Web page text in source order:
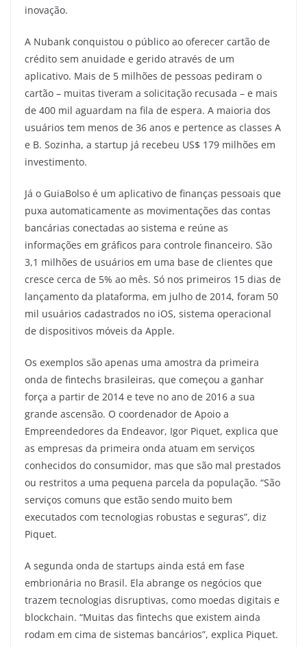
inovação.
A Nubank conquistou o público ao oferecer cartão de
crédito sem anuidade e gerido através de um
aplicativo. Mais de 5 milhões de pessoas pediram o
cartão – muitas tiveram a solicitação recusada – e mais
de 400 mil aguardam na fila de espera. A maioria dos
usuários tem menos de 36 anos e pertence as classes A
e B. Sozinha, a startup já recebeu US$ 179 milhões em
investimento.
Já o GuiaBolso é um aplicativo de finanças pessoais que
puxa automaticamente as movimentações das contas
bancárias conectadas ao sistema e reúne as
informações em gráficos para controle financeiro. São
3,1 milhões de usuários em uma base de clientes que
cresce cerca de 5% ao mês. Só nos primeiros 15 dias de
lançamento da plataforma, em julho de 2014, foram 50
mil usuários cadastrados no iOS, sistema operacional
de dispositivos móveis da Apple.
Os exemplos são apenas uma amostra da primeira
onda de fintechs brasileiras, que começou a ganhar
força a partir de 2014 e teve no ano de 2016 a sua
grande ascensão. O coordenador de Apoio a
Empreendedores da Endeavor, Igor Piquet, explica que
as empresas da primeira onda atuam em serviços
conhecidos do consumidor, mas que são mal prestados
ou restritos a uma pequena parcela da população. “São
serviços comuns que estão sendo muito bem
executados com tecnologias robustas e seguras”, diz
Piquet.
A segunda onda de startups ainda está em fase
embrionária no Brasil. Ela abrange os negócios que
trazem tecnologias disruptivas, como moedas digitais e
blockchain. “Muitas das fintechs que existem ainda
rodam em cima de sistemas bancários”, explica Piquet.